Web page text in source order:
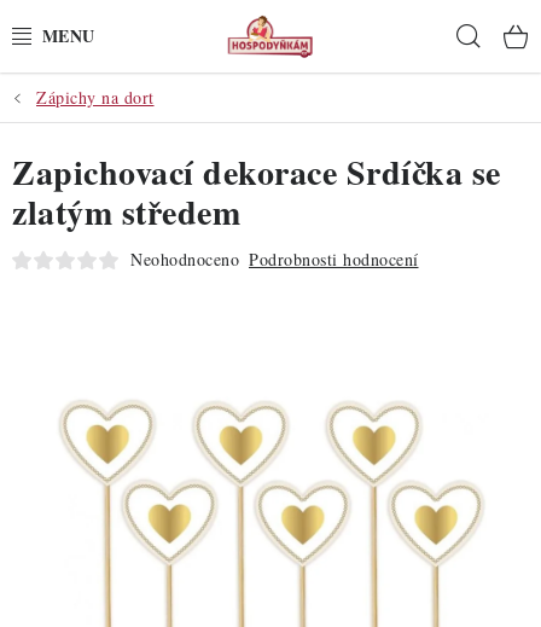
na
POTŘEBY
POMŮCKY
SUROVINY
DO KUCHYNĚ
POCHUTINY
ZDRAVÉ PEČENÍ
Zápichy na dort
Zapichovací dekorace Srdíčka se
zlatým středem
Neohodnoceno Podrobnosti hodnocení